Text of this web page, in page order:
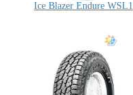
Ice Blazer Endure WSL1